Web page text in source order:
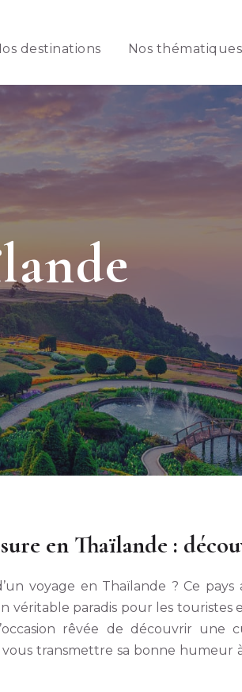
destinations Nos thématiques
en Thaïlande :
voyage en Thaïlande ? Ce
véritable paradis pour les touristes
rêvée de découvrir une
transmettre sa bonne humeur